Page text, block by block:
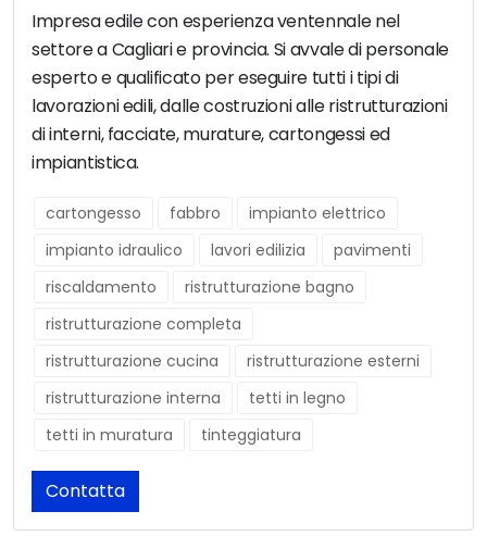
Impresa edile con esperienza ventennale nel
settore a Cagliari e provincia. Si avvale di personale
esperto e qualificato per eseguire tutti i tipi di
lavorazioni edili, dalle costruzioni alle ristrutturazioni
di interni, facciate, murature, cartongessi ed
impiantistica.
cartongesso fabbro
impianto elettrico
impianto idraulico
lavori edilizia
pavimenti
riscaldamento
ristrutturazione bagno
ristrutturazione completa
ristrutturazione cucina
ristrutturazione esterni
ristrutturazione interna
tetti in legno
tetti in muratura
tinteggiatura
Contatta